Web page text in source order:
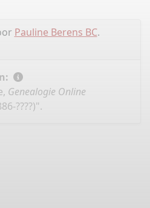
Pauline Berens BC.
Genealogie Online
????)".